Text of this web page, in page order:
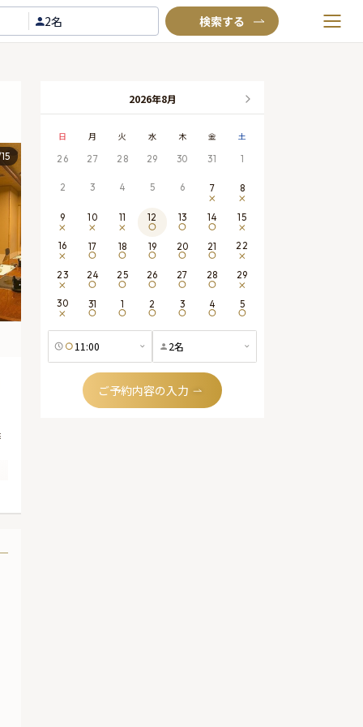
2名
閲覧履歴
Annyお祝い体験について
Annyお祝いアイテムについて
よくあるご質問
お問い合わせ
15
2026年8月
日 月 火 水 木 金 土
26 27 28 29 30 31 1
2 3 4 5 6 7 8
9 10 11 12 13 14 15
16 17 18 19 20 21 22
23 24 25 26 27 28 29
30 31 1 2 3 4 5
11:00 2名
ご予約内容の入力